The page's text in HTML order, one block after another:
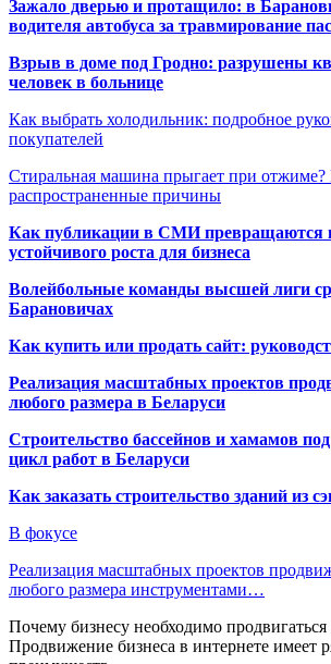
Зажало дверью и протащило: в
водителя автобуса за травмирование
Взрыв в доме под Гродно: разрушены
человек в больнице
Как выбрать холодильник: подробное
покупателей
Стиральная машина прыгает при отжиме?
распространенные причины
Как публикации в СМИ превращаются
устойчивого роста для бизнеса
Волейбольные команды высшей лиги
Барановичах
Как купить или продать сайт:
Реализация масштабных проектов
любого размера в Беларуси
Строительство бассейнов и хамамов
цикл работ в Беларуси
Как заказать строительство зданий из
В фокусе
Реализация масштабных проектов
любого размера инструментами…
Почему бизнесу необходимо продвигаться
Продвижение бизнеса в интернете имеет